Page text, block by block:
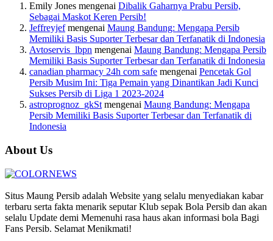
Emily Jones mengenai Dibalik Gaharnya Prabu Persib,
Sebagai Maskot Keren Persib!
Jeffreyjefmengenai Maung Bandung: Mengapa Persib
Memiliki Basis Suporter Terbesar dan Terfanatik di Indonesia
Avtoservis_lbpn mengenai Maung Bandung: Mengapa Persib
Memiliki Basis Suporter Terbesar dan Terfanatik di Indonesia
canadian pharmacy 24h com safe mengenai Pencetak Gol
Persib Musim Ini: Tiga Pemain yang Dinantikan Jadi Kunci
Sukses Persib di Liga 1 2023-2024
astroprognoz_gkStmengenai Maung Bandung: Mengapa
Persib Memiliki Basis Suporter Terbesar dan Terfanatik di
Indonesia
About Us
Situs Maung Persib adalah Website yang selalu menyediakan kabar
terbaru serta fakta menarik seputar Klub sepak Bola Persib dan akan
selalu Update demi Memenuhi rasa haus akan informasi bola Bagi
Fans Persib. Selamat Menikmati!